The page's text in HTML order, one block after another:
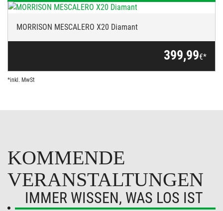
MORRISON MESCALERO X20 Diamant
399,99€*
*inkl. MwSt
KOMMENDE
VERANSTALTUNGEN
IMMER WISSEN, WAS LOS IST